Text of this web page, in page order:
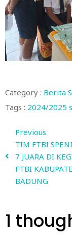
Category : Berita
Tags : 2024/2025
Previous
TIM FTBI
7 JUARA DI
FTBI
BADUNG
1